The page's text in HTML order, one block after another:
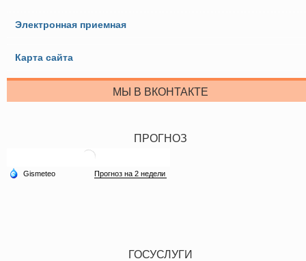
Электронная приемная
Карта сайта
МЫ В ВКОНТАКТЕ
ПРОГНОЗ
ГОСУСЛУГИ